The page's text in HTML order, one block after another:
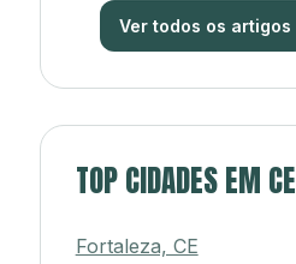
Ver todos os artigos
TOP CIDADES EM CE
Fortaleza, CE